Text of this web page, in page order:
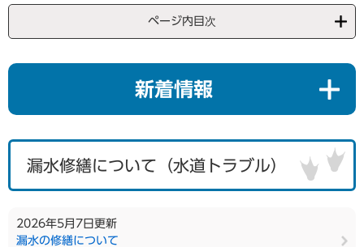
ページ内目次
新着情報
漏水修繕について（水道トラブル）
2026年5月7日更新
漏水の修繕について